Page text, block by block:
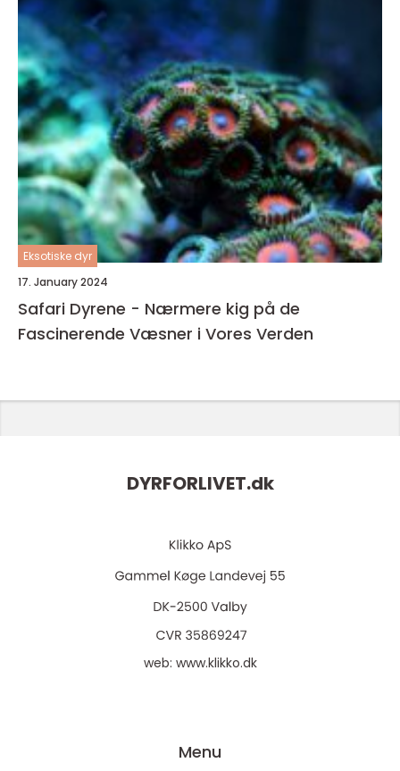
Eksotiske dyr
17. January 2024
Safari Dyrene - Nærmere kig på de
Fascinerende Væsner i Vores Verden
DYRFORLIVET.dk
web: www.klikko.dk
Menu